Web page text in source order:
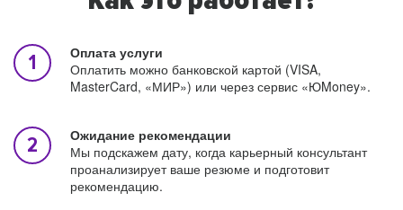
Оплата услуги
Оплатить можно банковской картой (VISA,
MasterCard, «МИР») или через сервис «ЮMoney».
Ожидание рекомендации
Мы подскажем дату, когда карьерный консультант
проанализирует ваше резюме и подготовит
рекомендацию.